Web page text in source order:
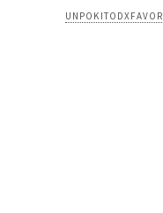
UNPOKITODXFAVOR